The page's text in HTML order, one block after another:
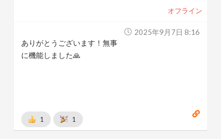
オフライン
2025年9月7日 8:16
ありがとうございます！無事
に機能しました🙏
1 1